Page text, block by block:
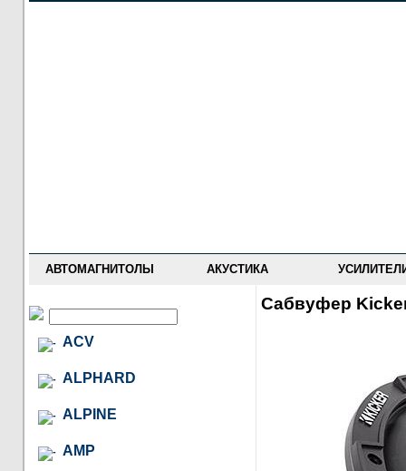
АВТОМАГНИТОЛЫ АКУСТИКА
ACV
ALPHARD
ALPINE
AMP
Сабвуфер